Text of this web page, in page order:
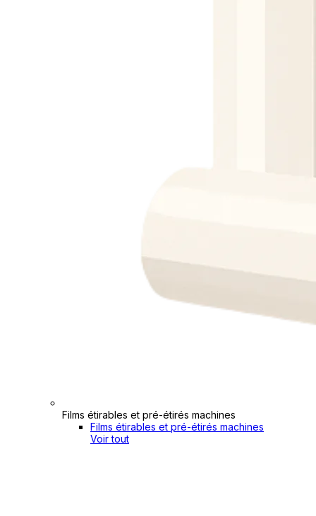
Films étirables et pré-étirés machines
Films étirables et pré-étirés machines
Voir tout